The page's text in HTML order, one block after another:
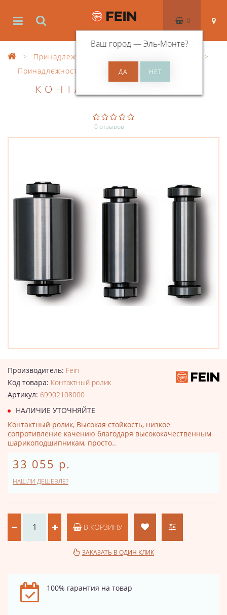
Ваш город —Эль-Монте?
0
Принадлежности
Принадлежности, прочее
КОНТАКТНЫЙ РОЛИК
0 отзывов
Производитель: Fein
Код товара: Контактный ролик
Артикул: 69902108000
НАЛИЧИЕ УТОЧНЯЙТЕ
Контактный ролик, Высокая стойкость, низкое
сопротивление качению благодаря высококачественным
шарикоподшипникам, просто..
33 055 р.
НАШЛИ ДЕШЕВЛЕ?
В КОРЗИНУ
ЗАКАЗАТЬ В ОДИН КЛИК
100% гарантия на товар